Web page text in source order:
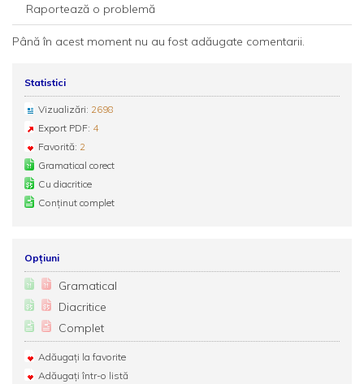
Raportează o problemă
Până în acest moment nu au fost adăugate comentarii.
Statistici
Vizualizări: 2698
Export PDF: 4
Favorită: 2
Gramatical corect
Cu diacritice
Conținut complet
Opțiuni
Gramatical
Diacritice
Complet
Adăugați la favorite
Adăugați într-o listă